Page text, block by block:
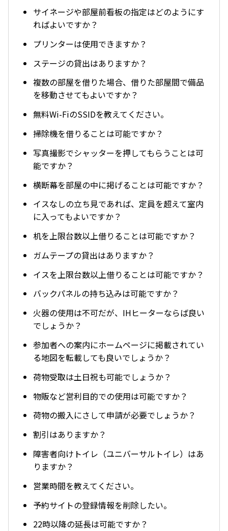
サイネージや部屋前看板の指定はどのようにす
ればよいですか？
プリンターは使用できますか？
ステージの貸出はありますか？
複数の部屋を借りた場合、借りた部屋間で備品
を移動させてもよいですか？
無料Wi-FiのSSIDを教えてください。
掃除機を借りることは可能ですか？
写真撮影でシャッターを押してもらうことは可
能ですか？
横断幕を部屋の中に掲げることは可能ですか？
イスなしの立ち見であれば、定員を超えて室内
に入ってもよいですか？
机を上限台数以上借りることは可能ですか？
ガムテープの貸出はありますか？
イスを上限台数以上借りることは可能ですか？
バックパネルの持ち込みは可能ですか？
火器の使用は不可だが、IHヒーターならば良い
でしょうか？
参加者への案内にホームページに掲載されてい
る地図を転載しても良いでしょうか？
荷物受取は土日祝も可能でしょうか？
物販など営利目的での使用は可能ですか？
荷物の搬入にさして申請が必要でしょうか？
割引はありますか？
障害者向けトイレ（ユニバーサルトイレ）はあ
りますか？
営業時間を教えてください。
予約サイトの登録情報を削除したい。
22時以降の延長は可能ですか？